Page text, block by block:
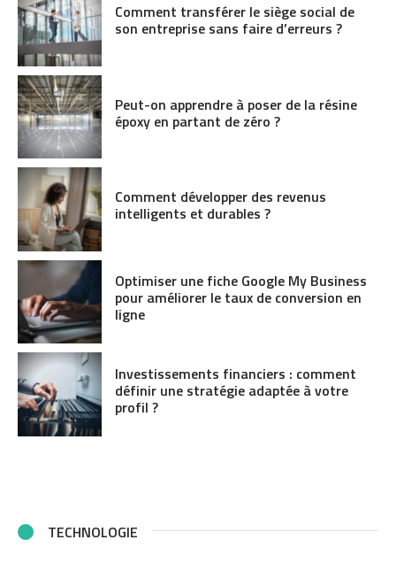
Comment transférer le siège social de
son entreprise sans faire d’erreurs ?
Peut-on apprendre à poser de la résine
époxy en partant de zéro ?
Comment développer des revenus
intelligents et durables ?
Optimiser une fiche Google My Business
pour améliorer le taux de conversion en
ligne
Investissements financiers : comment
définir une stratégie adaptée à votre
profil ?
TECHNOLOGIE